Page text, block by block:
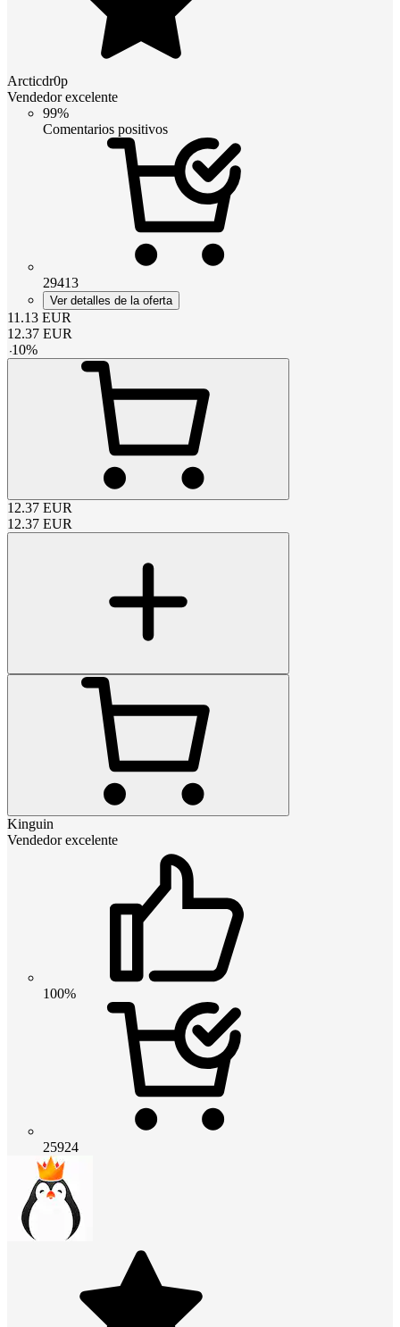
Arcticdr0p
Vendedor excelente
99%
Comentarios positivos
29413
Ver detalles de la oferta
11.13 EUR
12.37 EUR
-10%
12.37 EUR
12.37 EUR
Kinguin
Vendedor excelente
100%
25924